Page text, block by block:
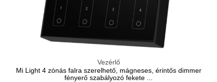
Vezérlő
Mi Light 4 zónás falra szerelhető, mágneses, érintős dimmer
fényerő szabályozó fekete ...